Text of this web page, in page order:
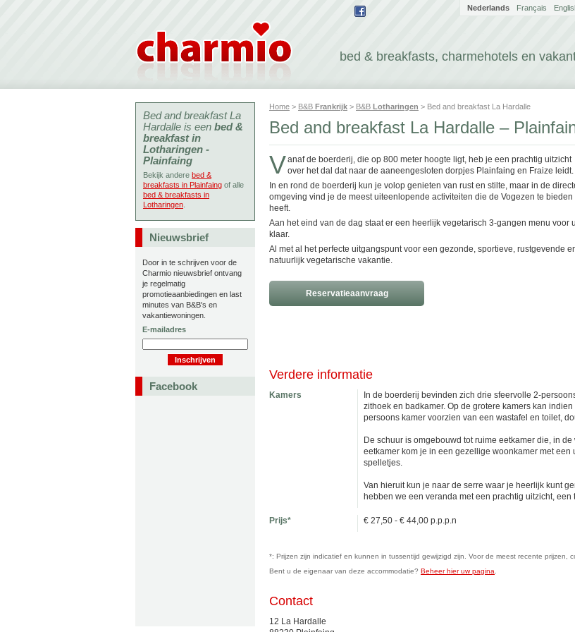
bed & breakfasts, charmehotels en
Nederlands Français
Home > B&B Frankrijk > B&B Lotharingen > Bed and breakfast La Hardalle
Bed and breakfast La Hardalle –
Vanaf de boerderij, die op 800 meter hoogte ligt, heb je een prachtig uitzicht
over het dal dat naar de aaneengesloten dorpjes Plainfaing en Fraize leidt.
In en rond de boerderij kun je volop genieten van rust en stilte, maar in de
omgeving vind je de meest uiteenlopende activiteiten die de Vogezen te bieden
heeft.
Aan het eind van de dag staat er een heerlijk vegetarisch 3-gangen menu voor u
klaar.
Al met al het perfecte uitgangspunt voor een gezonde, sportieve, rustgevende
natuurlijk vegetarische vakantie.
Reservatieaanvraag
Verdere informatie
Kamers
In de boerderij bevinden zich drie sfeervolle 2-
zithoek en badkamer. Op de grotere kamers kan
persoons kamer voorzien van een wastafel en toilet,
De schuur is omgebouwd tot ruime eetkamer die, in
eetkamer kom je in een gezellige woonkamer met
spelletjes.
Van hieruit kun je naar de serre waar je heerlijk kunt
hebben we een veranda met een prachtig uitzicht,
Prijs* € 27,50 - € 44,00 p.p.p.n
*: Prijzen zijn indicatief en kunnen in tussentijd gewijzigd zijn. Voor de meest recente prijzen,
Bent u de eigenaar van deze accommodatie? Beheer hier uw pagina
Contact
12 La Hardalle
Bed and breakfast La
Hardalle is een bed &
breakfast in
Lotharingen -
Plainfaing
Bekijk andere bed &
breakfasts in Plainfaing of alle
bed & breakfasts in
Lotharingen
Nieuwsbrief
Door in te schrijven voor de
Charmio nieuwsbrief ontvang
je regelmatig
promotieaanbiedingen en last
minutes van B&B's en
vakantiewoningen.
E-mailadres
Facebook